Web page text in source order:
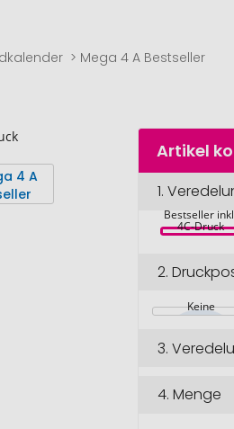
Mega 4 A Bestseller
Artikel
1.
Bestseller
4C-Druck
2.
Keine
3.
4.Menge